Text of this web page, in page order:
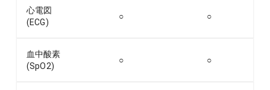
心電図
(ECG)
○ ○
血中酸素
(SpO2)
○ ○